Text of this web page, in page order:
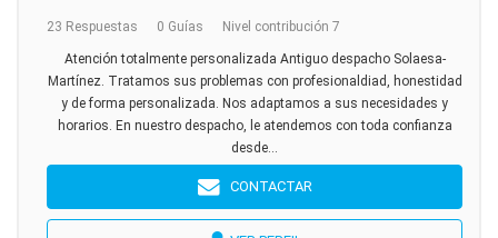
23 Respuestas 0 Guías Nivel contribución 7
Atención totalmente personalizada Antiguo despacho Solaesa-
Martínez. Tratamos sus problemas con profesionaldiad, honestidad
y de forma personalizada. Nos adaptamos a sus necesidades y
horarios. En nuestro despacho, le atendemos con toda confianza
desde...
CONTACTAR